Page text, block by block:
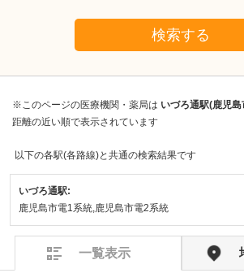
検索する
※このページの医療機関・薬局は いづろ通駅(鹿児
距離の近い順で表示されています
以下の各駅(各路線)と共通の検索結果です
いづろ通駅:
鹿児島市電1系統,鹿児島市電2系統
一覧表示